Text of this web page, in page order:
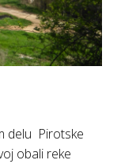
delu Pirotske
obali reke